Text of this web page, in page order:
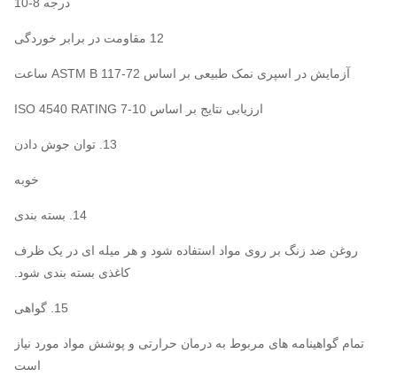
درجه 8-10
12 مقاومت در برابر خوردگی
آزمایش در اسپری نمک طبیعی بر اساس ASTM B 117-72 ساعت
ارزیابی نتایج بر اساس ISO 4540 RATING 7-10
13. توان جوش دادن
خوبه
14. بسته بندی
روغن ضد زنگ بر روی مواد استفاده شود و هر میله ای در یک ظرف
کاغذی بسته بندی شود.
15. گواهی
تمام گواهینامه های مربوط به درمان حرارتی و پوشش مواد مورد نیاز
است